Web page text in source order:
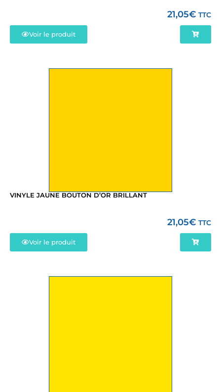
21,05€ TTC
Voir le produit
VINYLE JAUNE BOUTON D’OR BRILLANT
21,05€ TTC
Voir le produit